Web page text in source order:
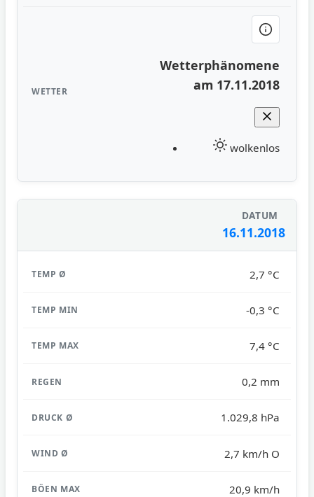
Wetterphänomene
am 17.11.2018
wolkenlos
16.11.2018
2,7 °C
-0,3 °C
7,4 °C
0,2 mm
1.029,8 hPa
2,7 km/h O
20,9 km/h